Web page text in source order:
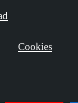
Cookies